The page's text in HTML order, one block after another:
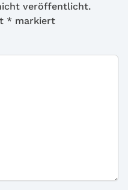
veröffentlicht.
* markiert